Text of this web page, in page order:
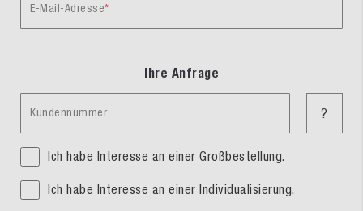
E-Mail-Adresse
Ihre Anfrage
Kundennummer ?
Ich habe Interesse an einer Großbestellung.
Ich habe Interesse an einer Individualisierung.